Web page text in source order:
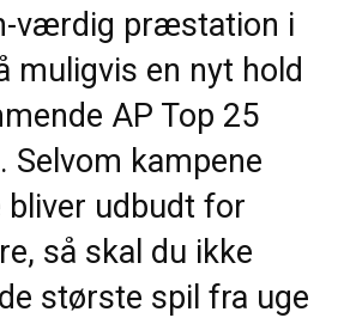
værdig præstation i
muligvis en nyt hold
AP Top 25
Selvom kampene
udbudt for
så skal du ikke
største spil fra uge